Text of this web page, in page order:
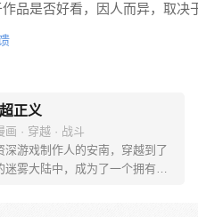
品是否好看，因人而异，取决
正义
画 · 穿越 · 战斗
深游戏制作人的安南，穿越到了
迷雾大陆中，成为了一个拥有玩